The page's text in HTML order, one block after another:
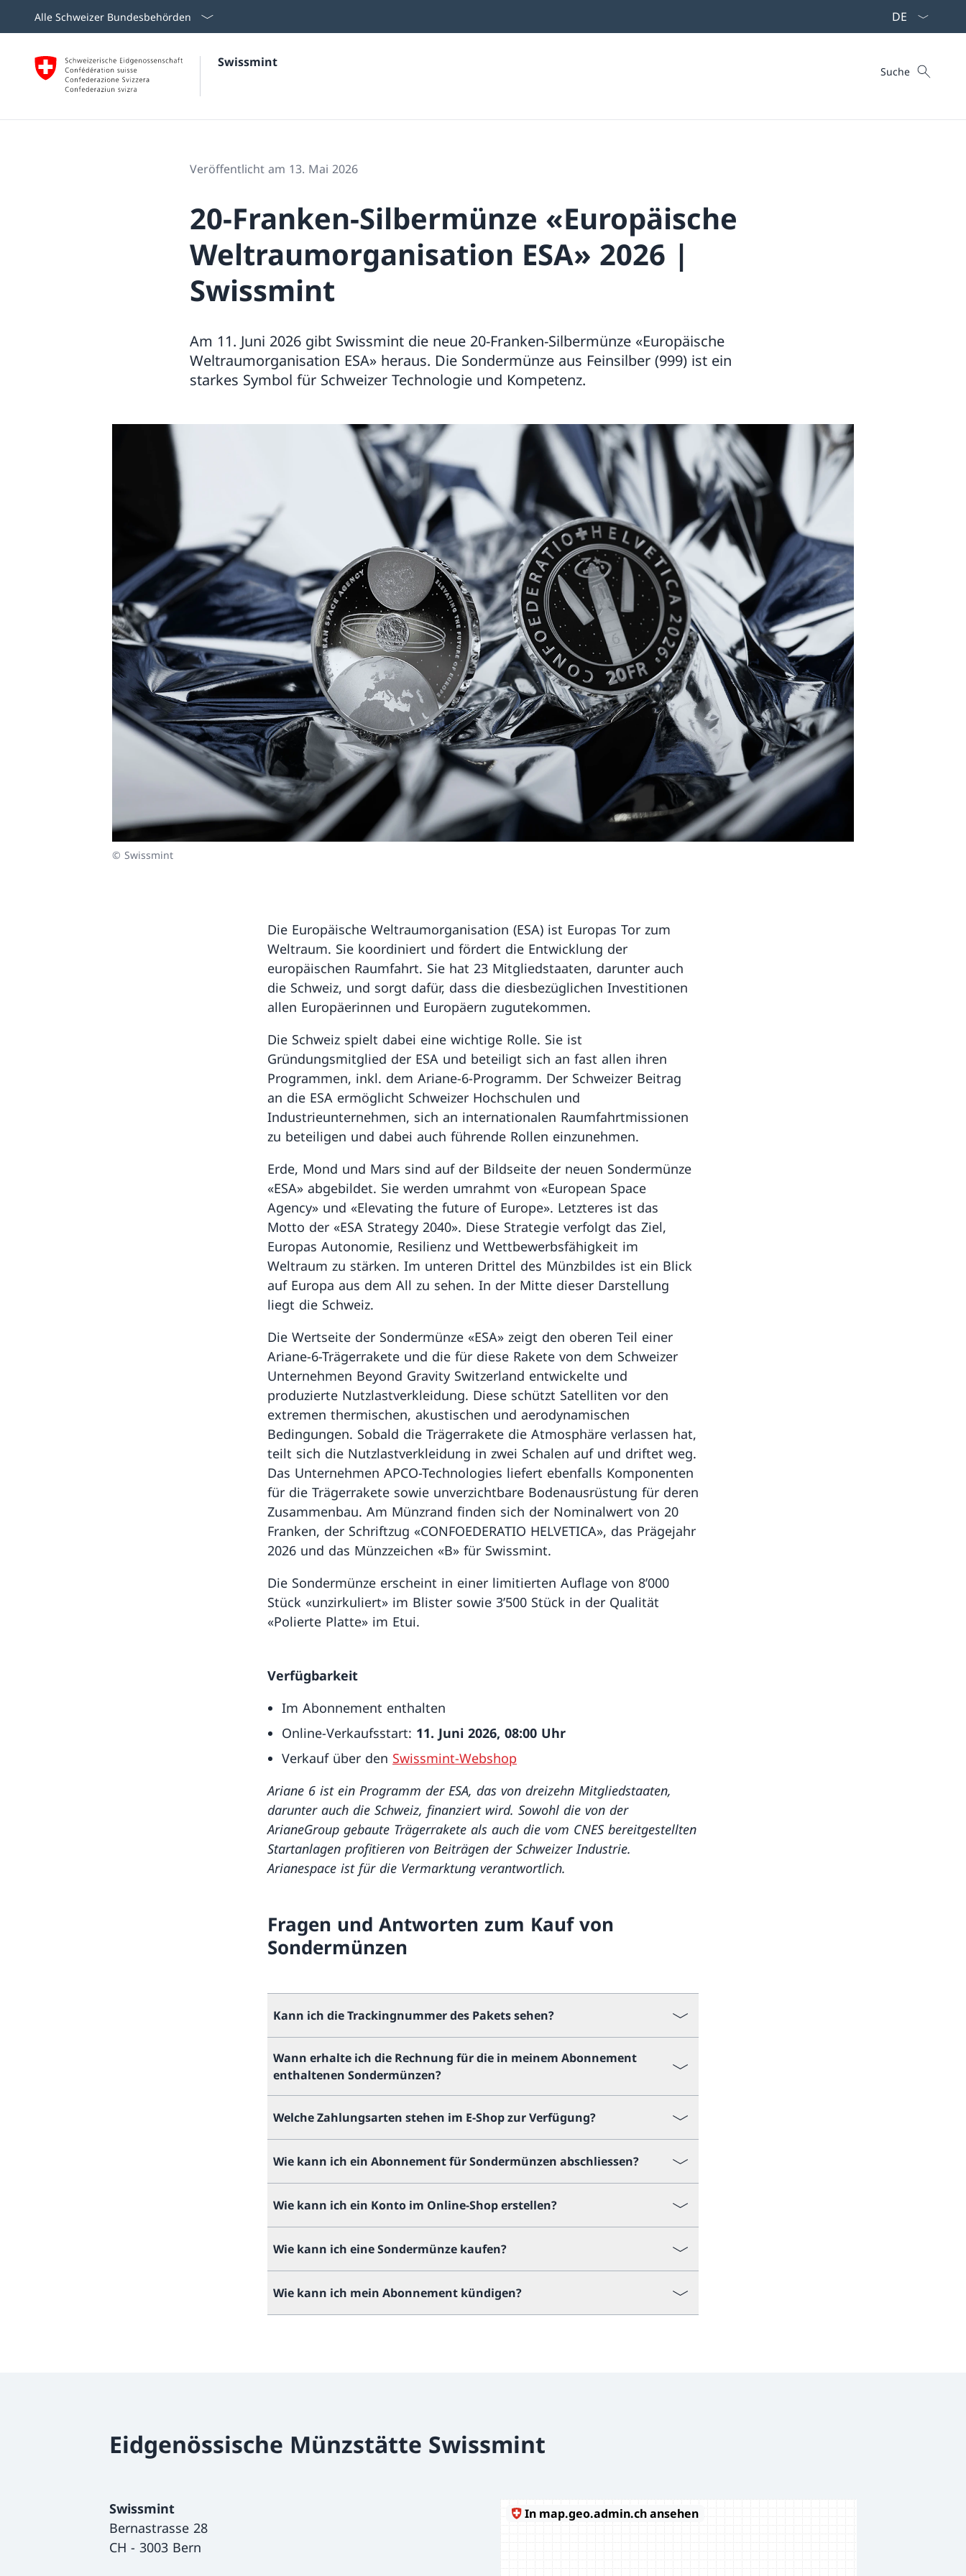
Alle Schweizer Bundesbehörden
Swissmint Suche
Suche
Veröffentlicht am 13. Mai 2026
20-Franken-Silbermünze «Europäische
Weltraumorganisation ESA» 2026 |
Swissmint
Am 11. Juni 2026 gibt Swissmint die neue 20-Franken-Silbermünze «Europäische
Weltraumorganisation ESA» heraus. Die Sondermünze aus Feinsilber (999) ist ein
starkes Symbol für Schweizer Technologie und Kompetenz.
© Swissmint
Die Europäische Weltraumorganisation (ESA) ist Europas Tor zum
Weltraum. Sie koordiniert und fördert die Entwicklung der
europäischen Raumfahrt. Sie hat 23 Mitgliedstaaten, darunter auch
die Schweiz, und sorgt dafür, dass die diesbezüglichen Investitionen
allen Europäerinnen und Europäern zugutekommen.
Die Schweiz spielt dabei eine wichtige Rolle. Sie ist
Gründungsmitglied der ESA und beteiligt sich an fast allen ihren
Programmen, inkl. dem Ariane-6-Programm. Der Schweizer Beitrag
an die ESA ermöglicht Schweizer Hochschulen und
Industrieunternehmen, sich an internationalen Raumfahrtmissionen
zu beteiligen und dabei auch führende Rollen einzunehmen.
Erde, Mond und Mars sind auf der Bildseite der neuen Sondermünze
«ESA» abgebildet. Sie werden umrahmt von «European Space
Agency» und «Elevating the future of Europe». Letzteres ist das
Motto der «ESA Strategy 2040». Diese Strategie verfolgt das Ziel,
Europas Autonomie, Resilienz und Wettbewerbsfähigkeit im
Weltraum zu stärken. Im unteren Drittel des Münzbildes ist ein Blick
auf Europa aus dem All zu sehen. In der Mitte dieser Darstellung
liegt die Schweiz.
Die Wertseite der Sondermünze «ESA» zeigt den oberen Teil einer
Ariane-6-Trägerrakete und die für diese Rakete von dem Schweizer
Unternehmen Beyond Gravity Switzerland entwickelte und
produzierte Nutzlastverkleidung. Diese schützt Satelliten vor den
extremen thermischen, akustischen und aerodynamischen
Bedingungen. Sobald die Trägerrakete die Atmosphäre verlassen hat,
teilt sich die Nutzlastverkleidung in zwei Schalen auf und driftet weg.
Das Unternehmen APCO-Technologies liefert ebenfalls Komponenten
für die Trägerrakete sowie unverzichtbare Bodenausrüstung für deren
Zusammenbau. Am Münzrand finden sich der Nominalwert von 20
Franken, der Schriftzug «CONFOEDERATIO HELVETICA», das Prägejahr
2026 und das Münzzeichen «B» für Swissmint.
Die Sondermünze erscheint in einer limitierten Auflage von 8’000
Stück «unzirkuliert» im Blister sowie 3’500 Stück in der Qualität
«Polierte Platte» im Etui.
Verfügbarkeit
Im Abonnement enthalten
Online-Verkaufsstart: 11. Juni 2026, 08:00 Uhr
Verkauf über den Swissmint-Webshop
Ariane 6 ist ein Programm der ESA, das von dreizehn Mitgliedstaaten,
darunter auch die Schweiz, finanziert wird. Sowohl die von der
ArianeGroup gebaute Trägerrakete als auch die vom CNES bereitgestellten
Startanlagen profitieren von Beiträgen der Schweizer Industrie.
Arianespace ist für die Vermarktung verantwortlich.
Fragen und Antworten zum Kauf von
Sondermünzen
Kann ich die Trackingnummer des Pakets sehen?
Wann erhalte ich die Rechnung für die in meinem Abonnement
enthaltenen Sondermünzen?
Welche Zahlungsarten stehen im E-Shop zur Verfügung?
Wie kann ich ein Abonnement für Sondermünzen abschliessen?
Wie kann ich ein Konto im Online-Shop erstellen?
Wie kann ich eine Sondermünze kaufen?
Wie kann ich mein Abonnement kündigen?
Eidgenössische Münzstätte Swissmint
Swissmint
Bernastrasse 28
CH - 3003 Bern